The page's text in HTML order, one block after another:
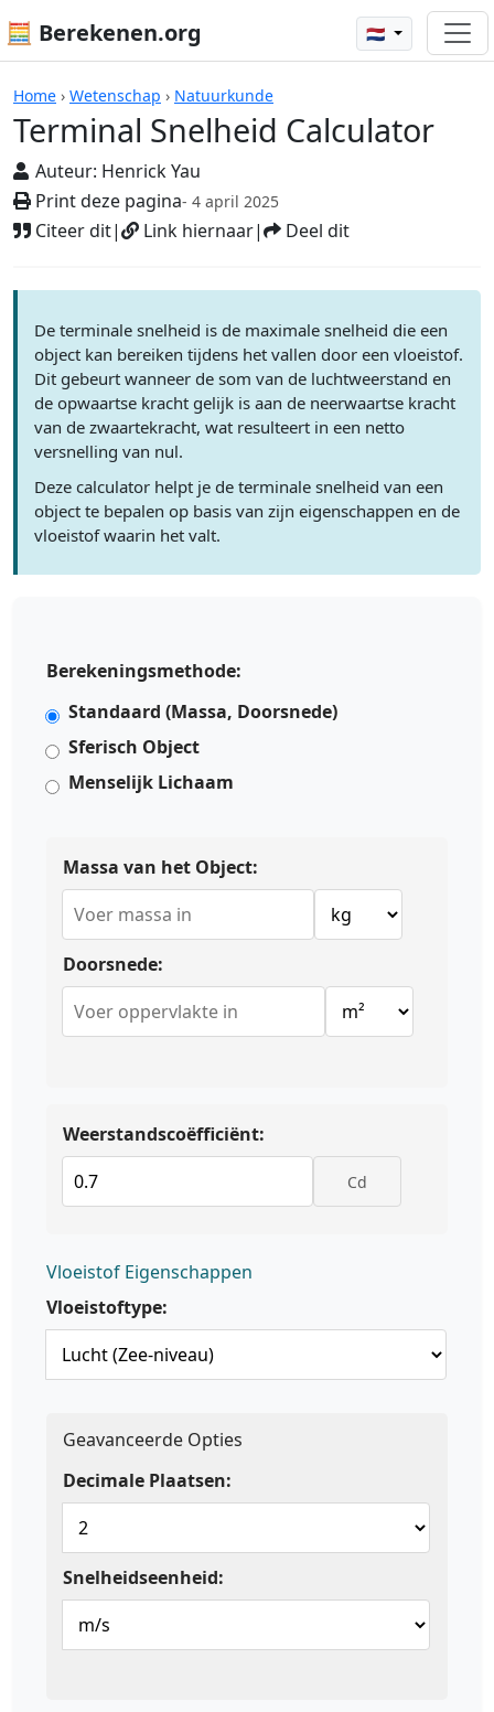
🧮 Berekenen.org 🇳🇱
Home › Wetenschap › Natuurkunde
Terminal Snelheid Calculator
Auteur: Henrick Yau
Print deze pagina- 4 april 2025
Citeer dit| Link hiernaar| Deel dit
Rekenmachines
De terminale snelheid is de maximale snelheid die een
object kan bereiken tijdens het vallen door een vloeistof.
Dit gebeurt wanneer de som van de luchtweerstand en
de opwaartse kracht gelijk is aan de neerwaartse kracht
van de zwaartekracht, wat resulteert in een netto
versnelling van nul.
Deze calculator helpt je de terminale snelheid van een
object te bepalen op basis van zijn eigenschappen en de
vloeistof waarin het valt.
Berekeningsmethode:
Standaard (Massa, Doorsnede)
Sferisch Object
Menselijk Lichaam
Massa van het Object:
Doorsnede:
Weerstandscoëfficiënt:
Cd
Vloeistof Eigenschappen
Vloeistoftype:
Geavanceerde Opties
Decimale Plaatsen:
Snelheidseenheid: